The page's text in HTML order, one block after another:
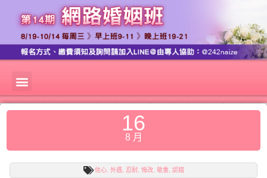
16
8 月
信心, 外遇, 忍耐, 悔改, 敬重, 認錯